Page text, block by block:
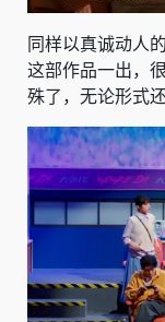
同样以真诚动人
这部作品一出，
殊了，无论形式